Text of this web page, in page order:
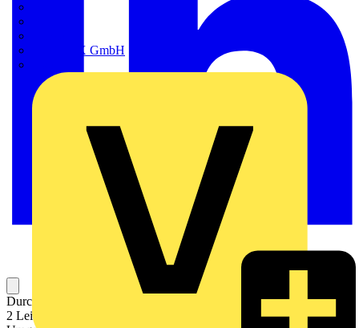
DOTLUX GmbH
Durchgangsverbinder mit Hebeln; für alle Leiterarten; max. 4 mm²;
2 Leiter; Gehäusefarbe transparent; Deckelfarbe transparent;